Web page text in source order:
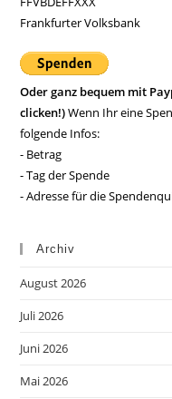
Frankfurter Volksbank
Oder ganz bequem mit
clicken!)Wenn Ihr eine
folgende Infos:
- Betrag
- Tag der Spende
- Adresse für die
Archiv
August 2026
Juli 2026
Juni 2026
Mai 2026